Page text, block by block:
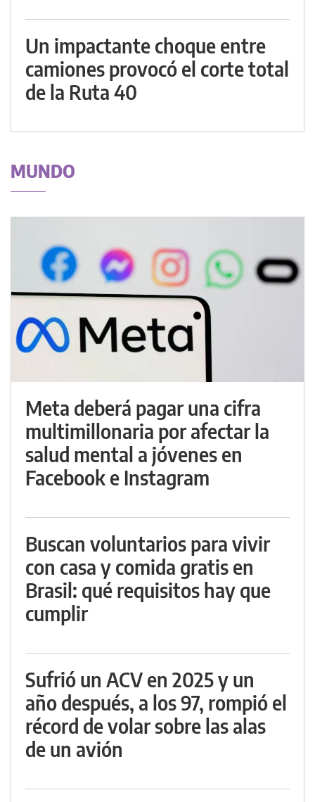
Un impactante choque entre
camiones provocó el corte total
de la Ruta 40
MUNDO
Meta deberá pagar una cifra
multimillonaria por afectar la
salud mental a jóvenes en
Facebook e Instagram
Buscan voluntarios para vivir
con casa y comida gratis en
Brasil: qué requisitos hay que
cumplir
Sufrió un ACV en 2025 y un
año después, a los 97, rompió el
récord de volar sobre las alas
de un avión